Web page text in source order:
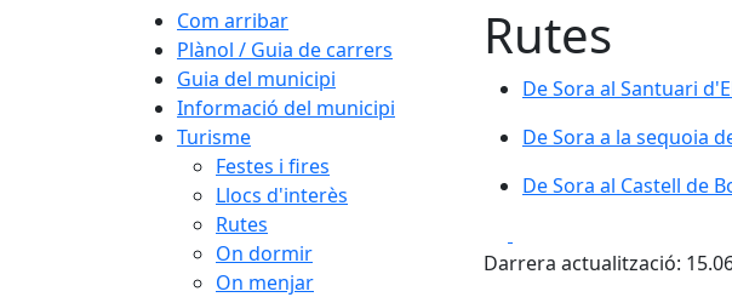
Com arribar
Plànol / Guia de carrers
Guia del municipi
Informació del municipi
Turisme
Festes i fires
Llocs d'interès
Rutes
On dormir
On menjar
Rutes
De Sora al Santuari
De Sora al Santuari
De Sora a la sequoia
De Sora a la sequoia
De Sora al Castell de
De Sora al Castell de
Darrera actualització: